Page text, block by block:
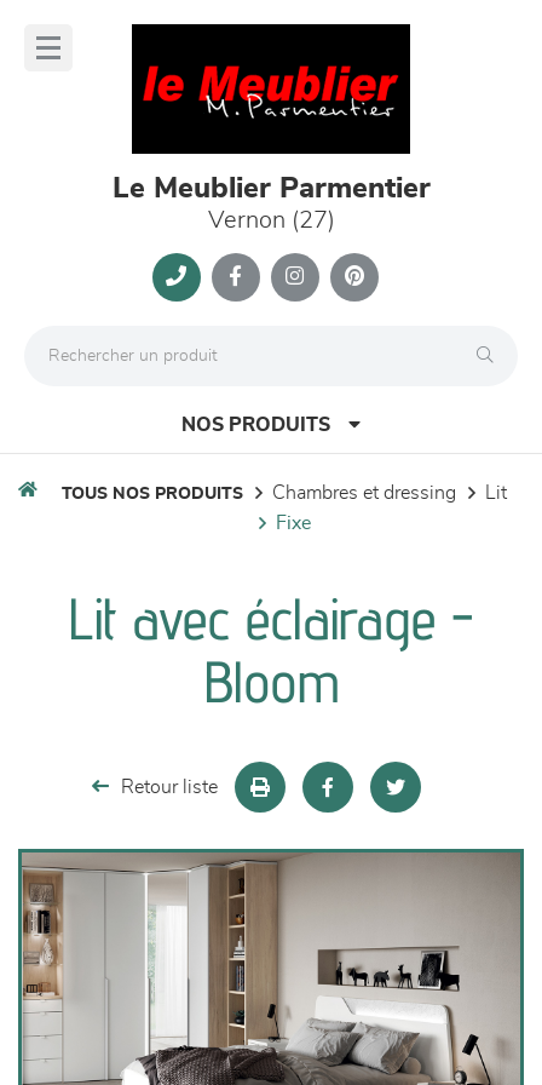
Le Meublier Parmentier
Vernon (27)
NOS PRODUITS
séjours
meubles de complément
décoration
TOUS NOS PRODUITS chambres et dressing
lit
fixe
Lit avec éclairage -
Bloom
Retour liste